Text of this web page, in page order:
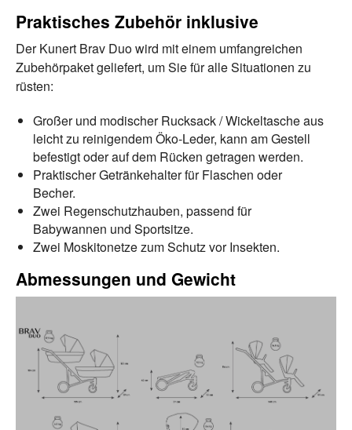
Praktisches Zubehör inklusive
Der Kunert Brav Duo wird mit einem umfangreichen
Zubehörpaket geliefert, um Sie für alle Situationen zu
rüsten:
Großer und modischer Rucksack / Wickeltasche aus
leicht zu reinigendem Öko-Leder, kann am Gestell
befestigt oder auf dem Rücken getragen werden.
Praktischer Getränkehalter für Flaschen oder
Becher.
Zwei Regenschutzhauben, passend für
Babywannen und Sportsitze.
Zwei Moskitonetze zum Schutz vor Insekten.
Abmessungen und Gewicht